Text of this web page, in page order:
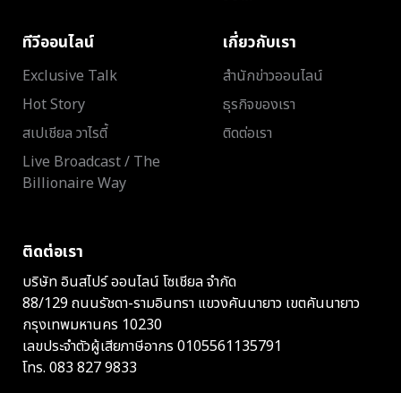
ทีวีออนไลน์
Exclusive Talk
Hot Story
สเปเชียล วาไรตี้
Live Broadcast / The
Billionaire Way
เกี่ยวกับเรา
สำนักข่าวออนไลน์
ธุรกิจของเรา
ติดต่อเรา
ติดต่อเรา
บริษัท อินสไปร์ ออนไลน์ โซเชียล จำกัด
88/129 ถนนรัชดา-รามอินทรา แขวงคันนายาว เขตคันนายาว
กรุงเทพมหานคร 10230
เลขประจำตัวผู้เสียภาษีอากร 0105561135791
โทร. 083 827 9833